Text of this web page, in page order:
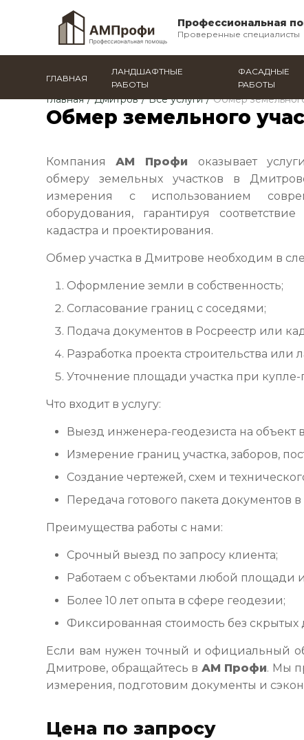
Профессиональная
Проверенные специалисты
ГЛАВНАЯ
ЛАНДШАФТНЫЕ
РАБОТЫ
ФАСАДНЫЕ
РАБОТЫ
Главная / Дмитров / Все услуги / Обмер
Обмер земельного
КомпанияАМ Профи оказывает
обмеру земельных участков в
измерения с использованием
оборудования, гарантируя
кадастра и проектирования.
Обмер участка в Дмитрове необходим в
Оформление земли в собственность;
Согласование границ с соседями;
Подача документов в Росреестр или
Разработка проекта строительства
Уточнение площади участка при
Что входит в услугу:
Выезд инженера-геодезиста на объект
Измерение границ участка, заборов,
Создание чертежей, схем и
Передача готового пакета
Преимущества работы с нами:
Срочный выезд по запросу клиента;
Работаем с объектами любой площади
Более 10 лет опыта в сфере геодезии;
Фиксированная стоимость без скрытых
Если вам нужен точный и официальный
Дмитрове, обращайтесь в АМ Профи. Мы
измерения, подготовим документы и
Цена по запросу